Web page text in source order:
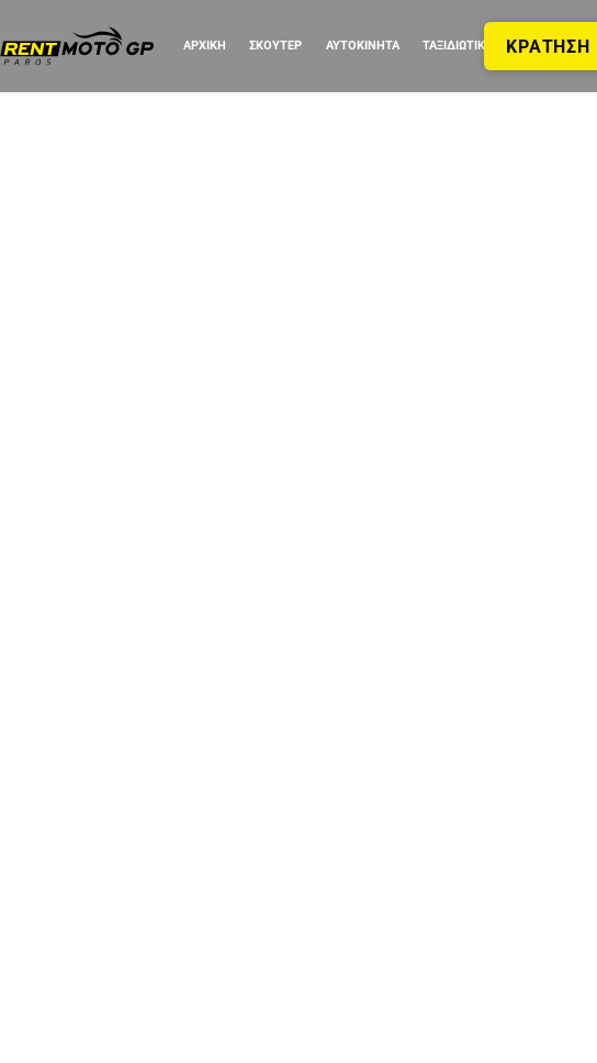
ΑΡΧΙΚΗ ΣΚΟΥΤΕΡ ΑΥΤΟΚΙΝΗΤΑ ΤΑΞΙΔΙΩΤΙΚΟΙ ΟΔΗΓΟΙ FAQ’S
ΚΡΑΤΗΣΗ